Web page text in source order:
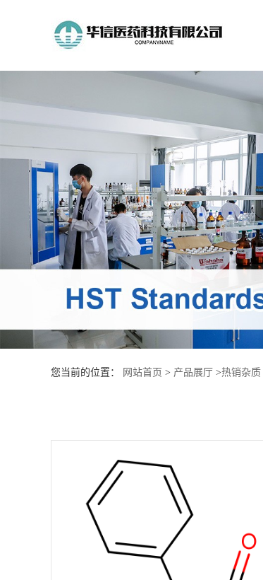
页
司
介
您当前的位置： 网站首页 > 产品展厅 >热销杂质